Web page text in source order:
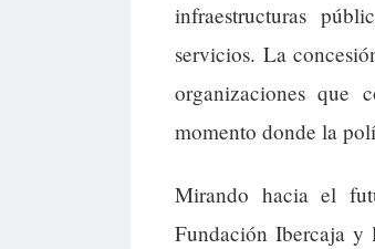
infraestructuras
servicios. La
organizaciones
momento donde la
Mirando hacia el
Fundación Ibercaja y